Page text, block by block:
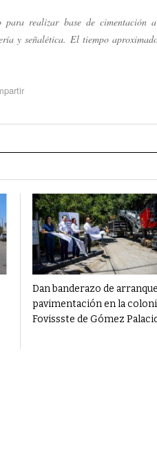
para realizar base de cimentación
y señalética. El tiempo
Dan banderazo de
pavimentación en la
Fovissste de Gómez